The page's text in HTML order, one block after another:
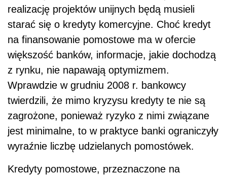
realizację projektów unijnych będą musieli
starać się o kredyty komercyjne. Choć kredyt
na finansowanie pomostowe ma w ofercie
większość banków, informacje, jakie dochodzą
z rynku, nie napawają optymizmem.
Wprawdzie w grudniu 2008 r. bankowcy
twierdzili, że mimo kryzysu kredyty te nie są
zagrożone, ponieważ ryzyko z nimi związane
jest minimalne, to w praktyce banki ograniczyły
wyraźnie liczbę udzielanych pomostówek.
Kredyty pomostowe, przeznaczone na